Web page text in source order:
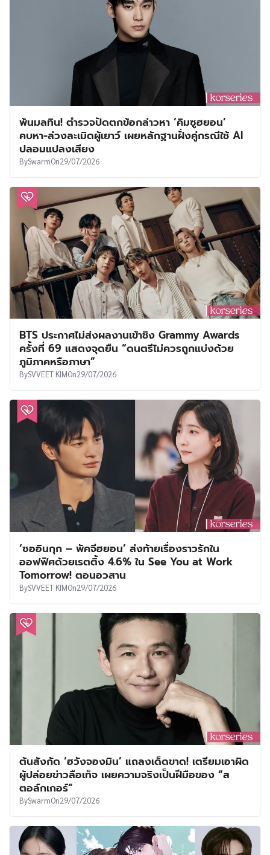
พ้นมลทิน! ตำรวจปัดตกข้อกล่าวหา ‘คิมซูฮยอน’
คบหา-ล่วงละเมิดผู้เยาว์ เผยหลักฐานฝั่งคู่กรณีใช้ AI
ปลอมแปลงเสียง
BySwarmOn29/07/2026
BTS ประกาศไม่ส่งผลงานเข้าชิง Grammy Awards
ครั้งที่ 69 แสดงจุดยืน “ดนตรีไม่ควรถูกแบ่งด้วย
ภูมิภาคหรือภาษา”
BySVVEET KIMOn29/07/2026
‘ซออินกุก – พัคจีฮยอน’ ส่งท้ายเรื่องราวรักใน
ออฟฟิศด้วยเรตติ้ง 4.6% ใน See You at Work
Tomorrow! ตอนอวสาน
BySVVEET KIMOn29/07/2026
ต้นสังกัด ‘ฮวังจองมิน’ แถลงเด็ดขาด! เตรียมเอาผิด
ผู้ปล่อยข่าวลือเท็จ เผยความจริงเป็นฝีมือของ “ส
ตอล์กเกอร์”
BySwarmOn29/07/2026